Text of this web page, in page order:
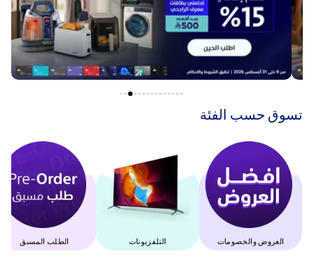
‫تسوق حسب الفئة‬
العروض والخصومات التلفزيونات الطلب المسبق